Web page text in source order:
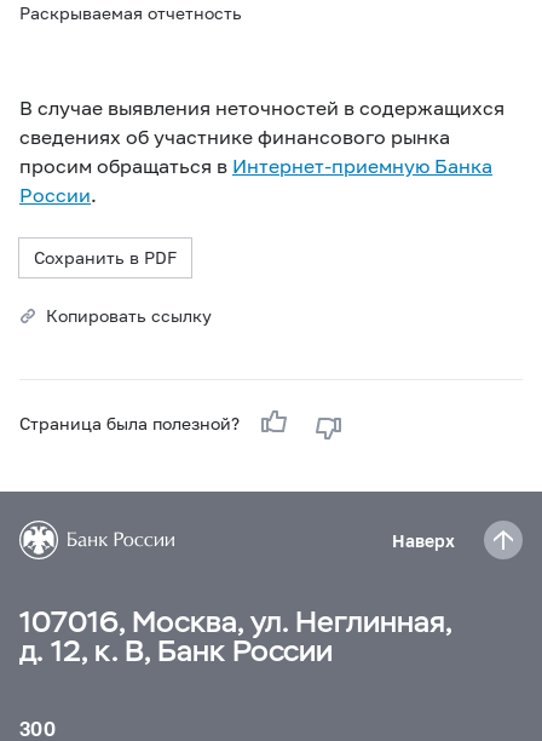
Раскрываемая отчетность
В случае выявления неточностей в содержащихся
сведениях об участнике финансового рынка
просим обращаться в Интернет-приемную Банка
России.
Сохранить в PDF
Копировать ссылку
Страница была полезной?
Наверх
107016, Москва, ул. Неглинная,
д. 12, к. В, Банк России
300